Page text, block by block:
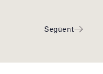
Següent